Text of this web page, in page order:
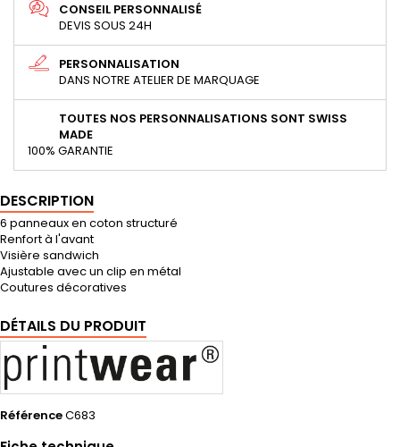
CONSEIL PERSONNALISÉ
DEVIS SOUS 24H
PERSONNALISATION
DANS NOTRE ATELIER DE MARQUAGE
TOUTES NOS PERSONNALISATIONS SONT SWISS
MADE
100% GARANTIE
DESCRIPTION
6 panneaux en coton structuré
Renfort à l'avant
Visière sandwich
Ajustable avec un clip en métal
Coutures décoratives
DÉTAILS DU PRODUIT
RéférenceC683